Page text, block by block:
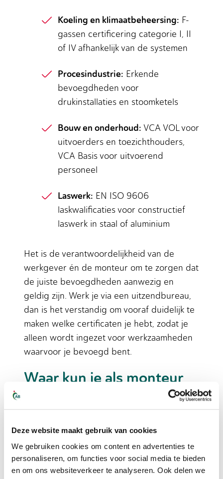
Deze website maakt gebruik van cookies
We gebruiken cookies om content en advertenties te
personaliseren, om functies voor social media te bieden
en om ons websiteverkeer te analyseren. Ook delen we
Koeling en klimaatbeheersing: F-
gassen certificering categorie I, II
of IV afhankelijk van de systemen
Procesindustrie: Erkende
bevoegdheden voor
drukinstallaties en stoomketels
Bouw en onderhoud: VCA VOL voor
uitvoerders en toezichthouders,
VCA Basis voor uitvoerend
personeel
Laswerk: EN ISO 9606
laskwalificaties voor constructief
laswerk in staal of aluminium
Het is de verantwoordelijkheid van de
werkgever én de monteur om te zorgen dat
de juiste bevoegdheden aanwezig en
geldig zijn. Werk je via een uitzendbureau,
dan is het verstandig om vooraf duidelijk te
maken welke certificaten je hebt, zodat je
alleen wordt ingezet voor werkzaamheden
waarvoor je bevoegd bent.
Waar kun je als monteur
betaalbaar certificaten
halen in Nederland?
certificaten halen bij erkende
opleidingsinstituten zoals SOMA (voor